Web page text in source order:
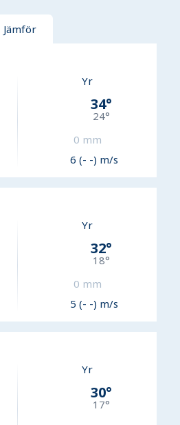
Jämför
Yr
34°
24°
0 mm
6 (- -) m/s
Yr
32°
18°
0 mm
5 (- -) m/s
Yr
30°
17°